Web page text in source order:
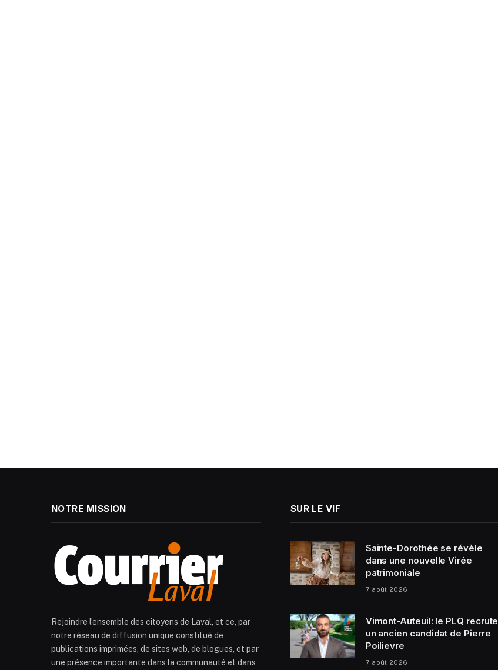
NOTRE MISSION
Rejoindre l’ensemble des citoyens de Laval, et ce, par
notre réseau de diffusion unique constitué de
publications imprimées, de sites web, de blogues, et par
une présence importante dans la communauté et dans
SUR LE VIF
Sainte-Dorothée se révèle
dans une nouvelle Virée
patrimoniale
7 août 2026
Vimont-Auteuil: le PLQ recrute
un ancien candidat de Pierre
Poilievre
7 août 2026